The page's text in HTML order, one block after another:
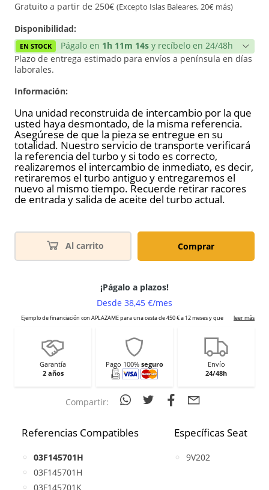
Gratuito a partir de 250€ (Excepto Islas Baleares, 20€ más)
Disponibilidad:
EN STOCK Págalo en 1h 11m 14s y recíbelo en 24/48h
Plazo de entrega estimado para envíos a península en días
laborales.
Información:
Una unidad reconstruida de intercambio por la que
usted haya desmontado, de la misma referencia.
Asegúrese de que la pieza se entregue en su
totalidad. Nuestro servicio de transporte verificará
la referencia del turbo y si todo es correcto,
realizaremos el intercambio de inmediato, es decir,
retiraremos el turbo antiguo y entregaremos el
nuevo al mismo tiempo. Recuerde retirar racores
de entrada y salida de aceite del turbo actual.
Al carrito Comprar
Garantía
2 años
Pago 100% seguro
Envío
24/48h
Compartir:
Referencias Compatibles
03F145701H
03F145701H
03F145701K
Específicas Seat
9V202